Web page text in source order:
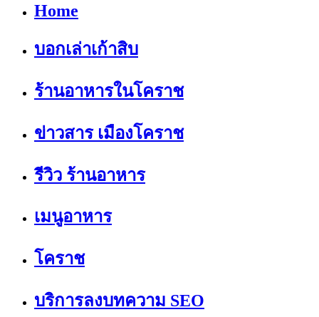
Home
บอกเล่าเก้าสิบ
ร้านอาหารในโคราช
ข่าวสาร เมืองโคราช
รีวิว ร้านอาหาร
เมนูอาหาร
โคราช
บริการลงบทความ SEO